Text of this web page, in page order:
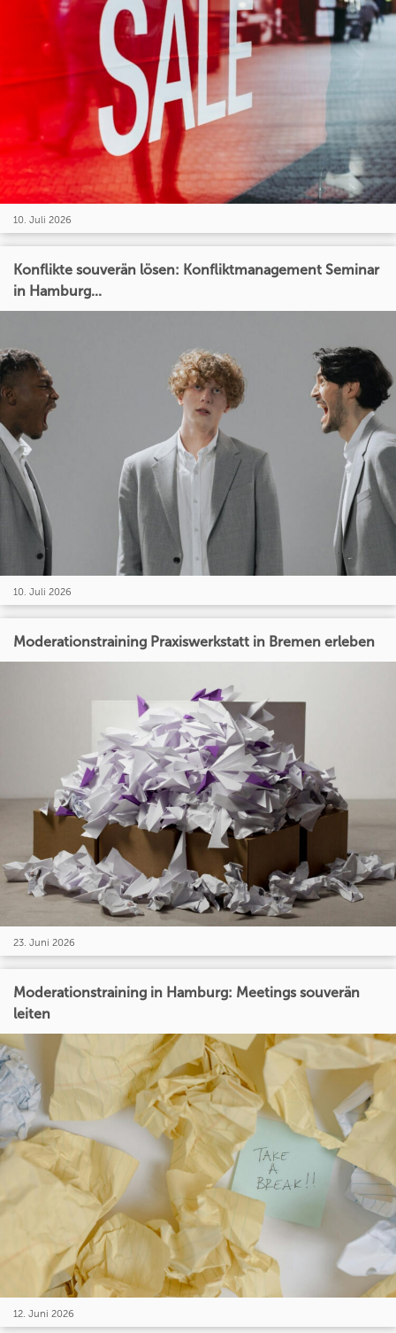
10. Juli 2026
Konflikte souverän lösen: Konfliktmanagement Seminar
in Hamburg...
10. Juli 2026
Moderationstraining Praxiswerkstatt in Bremen erleben
23. Juni 2026
Moderationstraining in Hamburg: Meetings souverän
leiten
12. Juni 2026